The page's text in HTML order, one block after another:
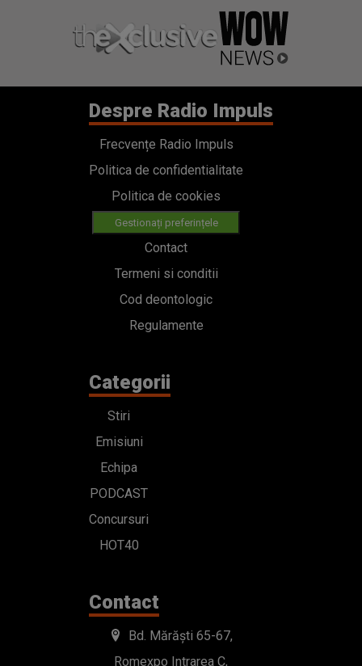
Despre Radio Impuls
Frecvențe Radio Impuls
Politica de confidentialitate
Politica de cookies
Gestionați preferințele
Contact
Termeni si conditii
Cod deontologic
Regulamente
Categorii
Stiri
Emisiuni
Echipa
PODCAST
Concursuri
HOT40
Contact
Bd. Mărăști 65-67,
Romexpo Intrarea C,